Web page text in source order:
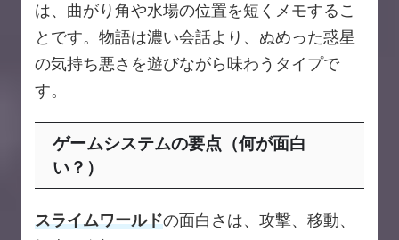
は、曲がり角や水場の位置を短くメモするこ
とです。物語は濃い会話より、ぬめった惑星
の気持ち悪さを遊びながら味わうタイプで
す。
ゲームシステムの要点（何が面白
い？）
スライムワールドの面白さは、攻撃、移動、